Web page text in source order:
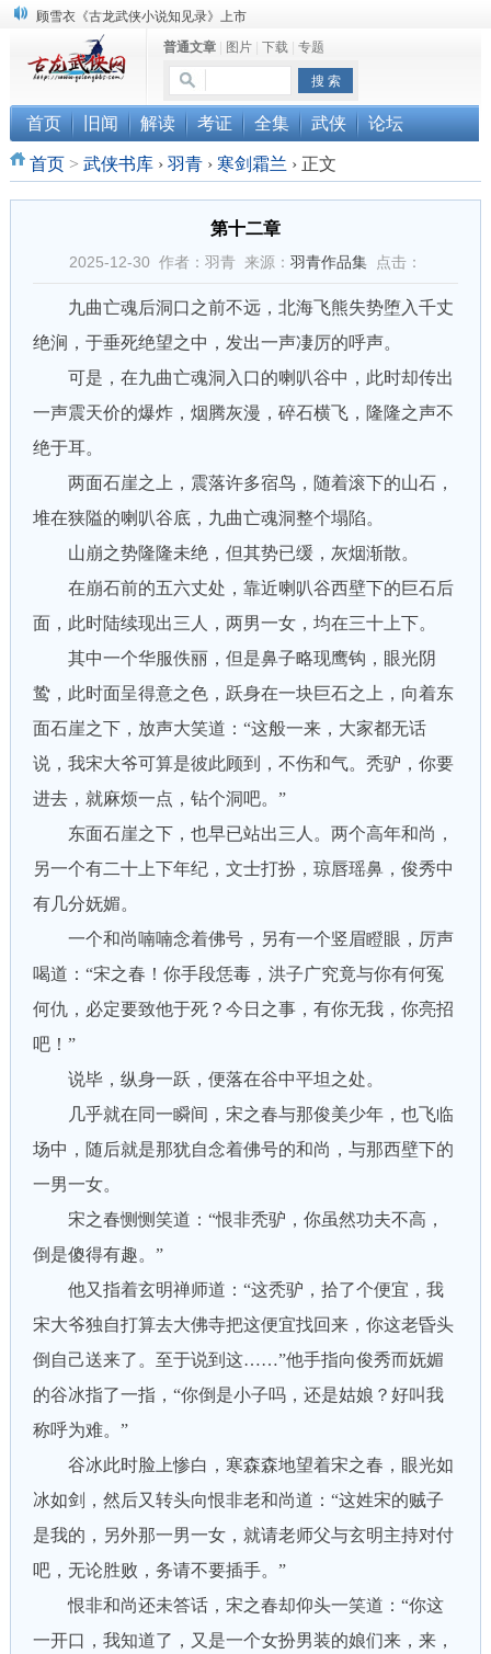
“武侠书库”查缺补漏活动圆满结束
《古龙小说原貌探究》修订版已上市
顾雪衣《古龙武侠小说知见录》上市
普通文章| 图片| 下载| 专题
首页 旧闻 解读 考证 全集 武侠 论坛
首页> 武侠书库 › 羽青 › 寒剑霜兰 ›正文
第十二章
2025-12-30 作者：羽青 来源： 羽青作品集点击：
九曲亡魂后洞口之前不远，北海飞熊失势堕入千丈
绝涧，于垂死绝望之中，发出一声凄厉的呼声。
可是，在九曲亡魂洞入口的喇叭谷中，此时却传出
一声震天价的爆炸，烟腾灰漫，碎石横飞，隆隆之声不
绝于耳。
两面石崖之上，震落许多宿鸟，随着滚下的山石，
堆在狭隘的喇叭谷底，九曲亡魂洞整个塌陷。
山崩之势隆隆未绝，但其势已缓，灰烟渐散。
在崩石前的五六丈处，靠近喇叭谷西壁下的巨石后
面，此时陆续现出三人，两男一女，均在三十上下。
其中一个华服佚丽，但是鼻子略现鹰钩，眼光阴
鸷，此时面呈得意之色，跃身在一块巨石之上，向着东
面石崖之下，放声大笑道：“这般一来，大家都无话
说，我宋大爷可算是彼此顾到，不伤和气。秃驴，你要
进去，就麻烦一点，钻个洞吧。”
东面石崖之下，也早已站出三人。两个高年和尚，
另一个有二十上下年纪，文士打扮，琼唇瑶鼻，俊秀中
有几分妩媚。
一个和尚喃喃念着佛号，另有一个竖眉瞪眼，厉声
喝道：“宋之春！你手段恁毒，洪子广究竟与你有何冤
何仇，必定要致他于死？今日之事，有你无我，你亮招
吧！”
说毕，纵身一跃，便落在谷中平坦之处。
几乎就在同一瞬间，宋之春与那俊美少年，也飞临
场中，随后就是那犹自念着佛号的和尚，与那西壁下的
一男一女。
宋之春恻恻笑道：“恨非秃驴，你虽然功夫不高，
倒是傻得有趣。”
他又指着玄明禅师道：“这秃驴，拾了个便宜，我
宋大爷独自打算去大佛寺把这便宜找回来，你这老昏头
倒自己送来了。至于说到这……”他手指向俊秀而妩媚
的谷冰指了一指，“你倒是小子吗，还是姑娘？好叫我
称呼为难。”
谷冰此时脸上惨白，寒森森地望着宋之春，眼光如
冰如剑，然后又转头向恨非老和尚道：“这姓宋的贼子
是我的，另外那一男一女，就请老师父与玄明主持对付
吧，无论胜败，务请不要插手。”
恨非和尚还未答话，宋之春却仰头一笑道：“你这
一开口，我知道了，又是一个女扮男装的娘们来，来，